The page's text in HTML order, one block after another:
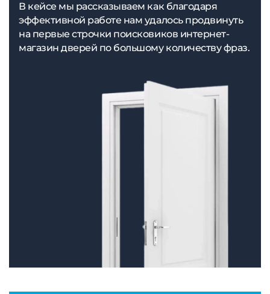
В кейсе мы рассказываем как благодаря
эффективной работе нам удалось продвинуть
на первые строчки поисковиков интернет-
магазин дверей по большому количеству фраз.